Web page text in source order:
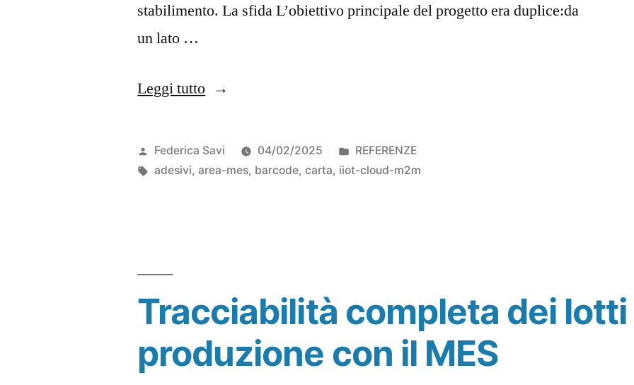
stabilimento. La sfida L’obiettivo principale del progetto era duplice:da
un lato …
Leggi tutto
Federica Savi 04/02/2025
REFERENZE
adesivi,area-mes, barcode,carta, iiot-cloud-m2m
Tracciabilità completa dei lotti
produzione con il MES